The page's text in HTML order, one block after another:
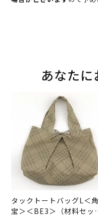
あなた
タックトートバッグL＜
宝＞＜BE3＞（材料セッ